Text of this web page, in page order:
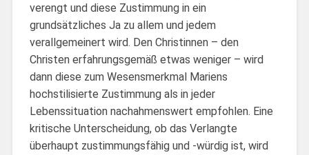
verengt und diese Zustimmung in ein
grundsätzliches Ja zu allem und jedem
verallgemeinert wird. Den Christinnen – den
Christen erfahrungsgemäß etwas weniger – wird
dann diese zum Wesensmerkmal Mariens
hochstilisierte Zustimmung als in jeder
Lebenssituation nachahmenswert empfohlen. Eine
kritische Unterscheidung, ob das Verlangte
überhaupt zustimmungsfähig und -würdig ist, wird